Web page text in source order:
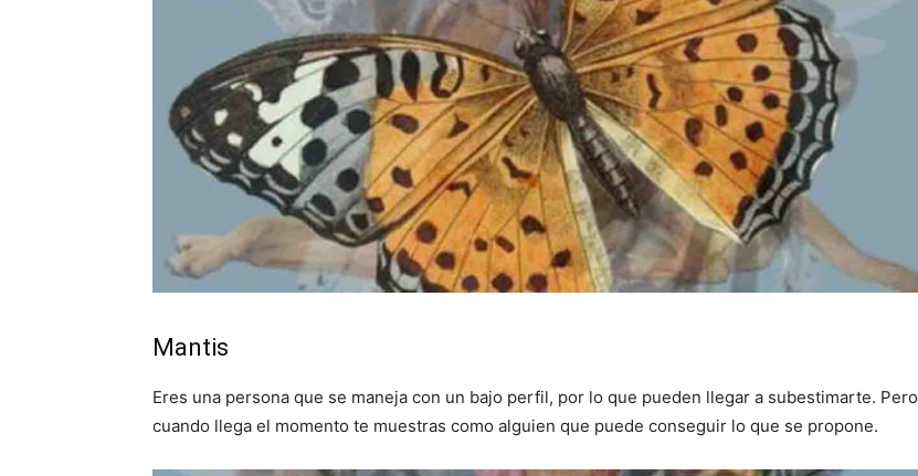
Mantis
Eres una persona que se maneja con un bajo perfil, por lo que pueden llegar a subestimarte. Pero
cuando llega el momento te muestras como alguien que puede conseguir lo que se propone.